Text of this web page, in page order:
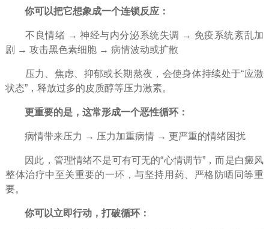
你可以把它想象成一个连锁反应：
不良情绪 → 神经与内分泌系统失调 → 免疫系统紊乱加
剧 → 攻击黑色素细胞 → 病情波动或扩散
压力、焦虑、抑郁或长期熬夜，会使身体持续处于“应激
状态”，释放过多的皮质醇等压力激素。
更重要的是，这常形成一个恶性循环：
病情带来压力 → 压力加重病情 → 更严重的情绪困扰
因此，管理情绪不是可有可无的“心情调节”，而是白癜风
整体治疗中至关重要的一环，与坚持用药、严格防晒同等重
要。
你可以立即行动，打破循环：